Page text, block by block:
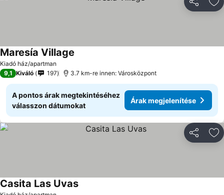
Kiadó ház/apartman
Maresía Village
9,1 Kiváló 197 3.7 km-re innen: Városközpont
A pontos árak megtekintéséhez
válasszon dátumokat
Árak megjelenítése
Casita Las Uvas